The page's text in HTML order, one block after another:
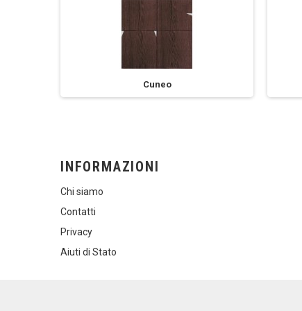
Cuneo
INFORMAZIONI
Chi siamo
Contatti
Privacy
Aiuti di Stato